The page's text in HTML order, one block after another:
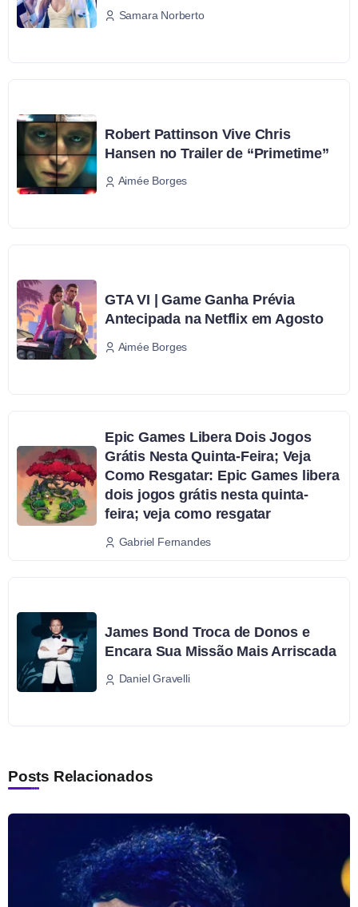
Samara Norberto
Robert Pattinson Vive Chris
Hansen no Trailer de “Primetime”
Aimée Borges
GTA VI | Game Ganha Prévia
Antecipada na Netflix em Agosto
Aimée Borges
Epic Games Libera Dois Jogos
Grátis Nesta Quinta-Feira; Veja
Como Resgatar: Epic Games libera
dois jogos grátis nesta quinta-
feira; veja como resgatar
Gabriel Fernandes
James Bond Troca de Donos e
Encara Sua Missão Mais Arriscada
Daniel Gravelli
Posts Relacionados